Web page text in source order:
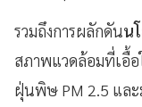
รวมถึงการผลักดันน
สภาพแวดล้อมที่เอื้
ฝุ่นพิษ PM 2.5 และ